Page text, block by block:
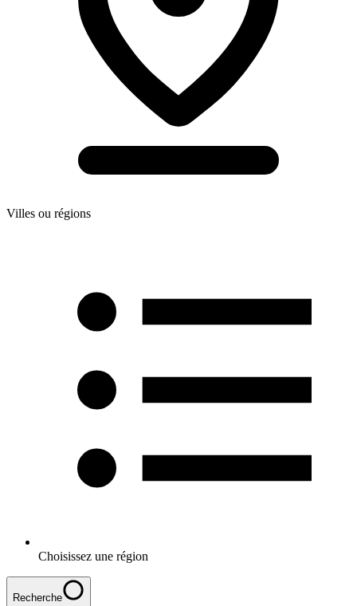
Villes ou régions
Choisissez une région
Recherche